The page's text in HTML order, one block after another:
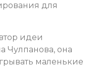
для
идеи
Чулпанова, она
маленькие